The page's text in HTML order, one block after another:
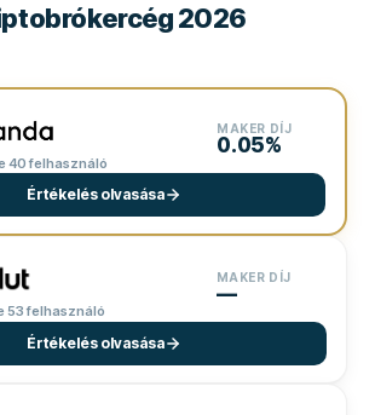
2026
40 felhasználó
MAKER DÍJ
0.05%
Értékelés olvasása
53 felhasználó
MAKER DÍJ
—
Értékelés olvasása